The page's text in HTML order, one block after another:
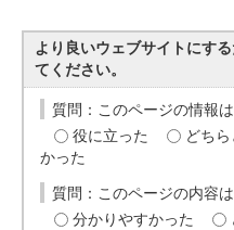
より良いウェブサイトにす
てください。
質問：このページの情報
役に立った
どち
かった
質問：このページの内容
分かりやすかった